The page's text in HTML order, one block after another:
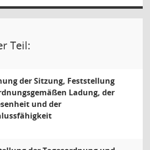
Teil:
der Sitzung, Feststellung
Ladung, der
und der